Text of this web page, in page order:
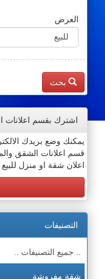
العرض
بحث
اشترك بقسم اعلانات
يمكنك وضع بريدك
قسم اعلانات الشقق
اعلان شقة او منزل للبيع
التصنيفات
.. جميع التصنيفات ..
شقة مفروشة